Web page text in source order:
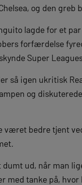
og den greb
lagde for et
forfærdelse
Super
så igen ukritisk
og
været bedre tjent
dumt ud, når man
med tanke på, hvor